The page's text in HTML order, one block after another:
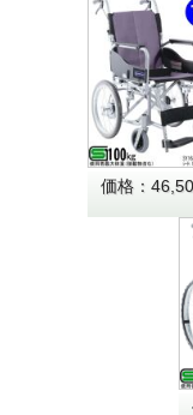
価格：